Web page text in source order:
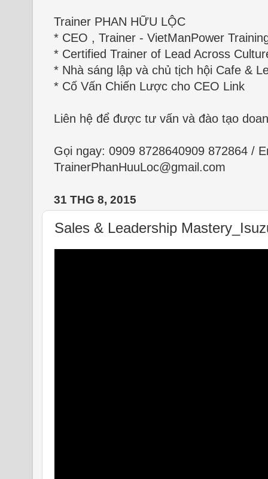
Trainer PHAN HỮU LỘC
* CEO , Trainer - VietManPower
* Certified Trainer of Lead Across
* Nhà sáng lập và chủ tịch hội Cafe &
* Cố Vấn Chiến Lược cho CEO Link
Liên hệ để được tư vấn và đào tạo
Gọi ngay: 0909 8728640909 872864 /
TrainerPhanHuuLoc@gmail.com
31 THG 8, 2015
Sales & Leadership